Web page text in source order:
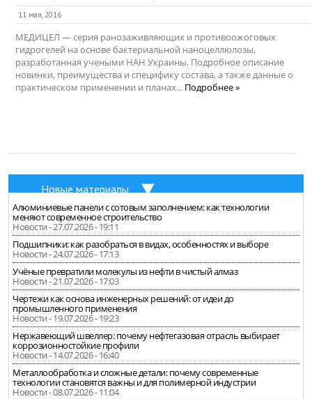
11 мая, 2016
МЕДИЦЕЛ — серия ранозаживляющих и противоожоговых
гидрогелей на основе бактериальной наноцеллюлозы,
разработанная учеными НАН Украины. Подробное описание
новинки, преимущества и специфику состава, а также данные о
практическом применении и планах... Подробнее »
Новые материалы
Алюминиевые панели с сотовым заполнением: как технологии
меняют современное строительство
Новости - 27.07.2026 - 19:11
Подшипники: как разобраться в видах, особенностях и выборе
Новости - 24.07.2026 - 17:13
Учёные превратили молекулы из нефти в чистый алмаз
Новости - 21.07.2026 - 17:03
Чертежи как основа инженерных решений: от идеи до
промышленного применения
Новости - 19.07.2026 - 19:23
Нержавеющий швеллер: почему нефтегазовая отрасль выбирает
коррозионностойкие профили
Новости - 14.07.2026 - 16:40
Металлообработка и сложные детали: почему современные
технологии становятся важны и для полимерной индустрии
Новости - 08.07.2026 - 11:04